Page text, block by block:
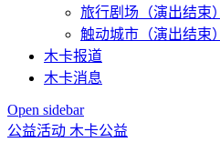
旅行剧场（演出结束）
触动城市（演出结束）
木卡报道
木卡消息
Open sidebar
公益活动 木卡公益